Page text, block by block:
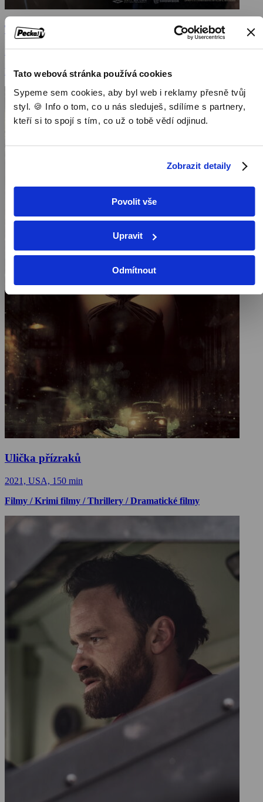
Tato webová stránka používá cookies
Sypeme sem cookies, aby byl web i reklamy přesně tvůj
styl. 🍪 Info o tom, co u nás sleduješ, sdílíme s partnery,
kteří si to spojí s tím, co už o tobě vědí odjinud.
Zobrazit detaily
Povolit vše
Upravit
Odmítnout
Tichý zabiják
2013, Jižní Korea, 113 min
Filmy / Akční filmy / Dramatické filmy
Ulička přízraků
2021, USA, 150 min
Filmy / Krimi filmy / Thrillery / Dramatické filmy